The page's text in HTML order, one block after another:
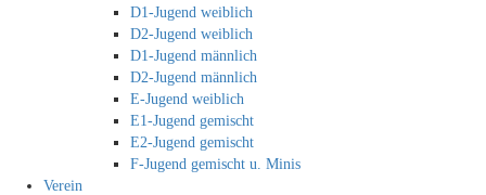
D1-Jugend weiblich
D2-Jugend weiblich
D1-Jugend männlich
D2-Jugend männlich
E-Jugend weiblich
E1-Jugend gemischt
E2-Jugend gemischt
F-Jugend gemischt u. Minis
Verein